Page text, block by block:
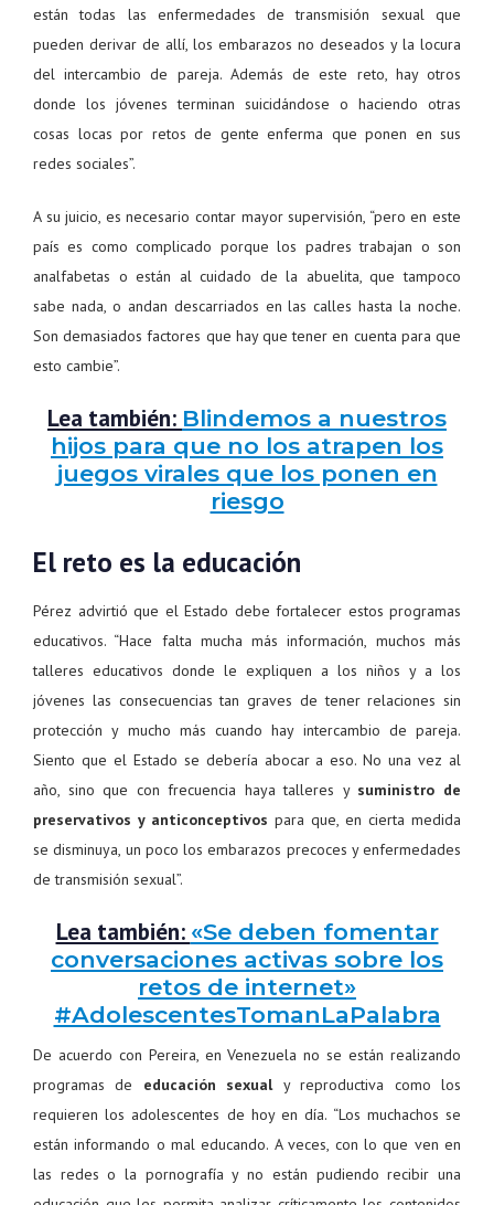
están todas las enfermedades de transmisión sexual que
pueden derivar de allí, los embarazos no deseados y la locura
del intercambio de pareja. Además de este reto, hay otros
donde los jóvenes terminan suicidándose o haciendo otras
cosas locas por retos de gente enferma que ponen en sus
redes sociales”.
A su juicio, es necesario contar mayor supervisión, “pero en este
país es como complicado porque los padres trabajan o son
analfabetas o están al cuidado de la abuelita, que tampoco
sabe nada, o andan descarriados en las calles hasta la noche.
Son demasiados factores que hay que tener en cuenta para que
esto cambie”.
Lea también: Blindemos a nuestros
hijos para que no los atrapen los
juegos virales que los ponen en
riesgo
El reto es la educación
Pérez advirtió que el Estado debe fortalecer estos programas
educativos. “Hace falta mucha más información, muchos más
talleres educativos donde le expliquen a los niños y a los
jóvenes las consecuencias tan graves de tener relaciones sin
protección y mucho más cuando hay intercambio de pareja.
Siento que el Estado se debería abocar a eso. No una vez al
año, sino que con frecuencia haya talleres y suministro de
preservativos y anticonceptivos para que, en cierta medida
se disminuya, un poco los embarazos precoces y enfermedades
de transmisión sexual”.
Lea también: «Se deben fomentar
conversaciones activas sobre los
retos de internet»
#AdolescentesTomanLaPalabra
De acuerdo con Pereira, en Venezuela no se están realizando
programas de educación sexualy reproductiva como los
requieren los adolescentes de hoy en día. “Los muchachos se
están informando o mal educando. A veces, con lo que ven en
las redes o la pornografía y no están pudiendo recibir una